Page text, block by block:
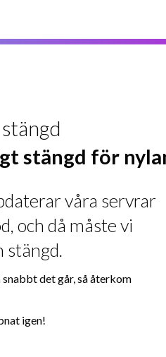
stängd för
våra servrar
och då måste vi
stängd.
det går, så återkom
igen!